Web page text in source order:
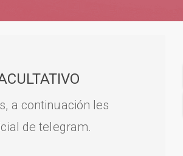
a continuación les
de telegram.